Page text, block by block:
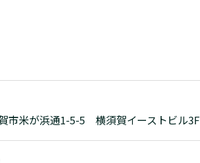
市米が浜通1-5-5 横須賀イーストビル3F